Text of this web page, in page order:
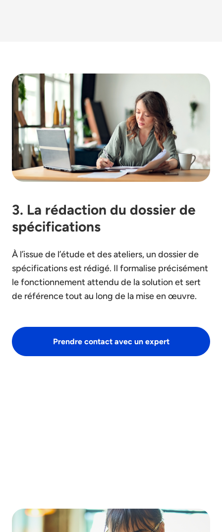
3. La rédaction du dossier de
spécifications
À l’issue de l’étude et des ateliers, un dossier de
spécifications est rédigé. Il formalise précisément
le fonctionnement attendu de la solution et sert
de référence tout au long de la mise en œuvre.
Prendre contact avec un expert